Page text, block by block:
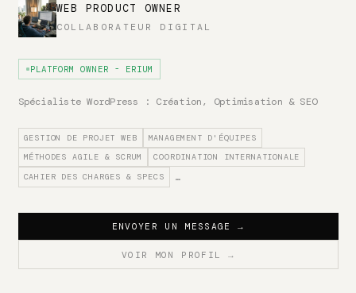
WEB PRODUCT OWNER
COLLABORATEUR DIGITAL
PLATFORM OWNER - ERIUM
Spécialiste WordPress : Création, Optimisation & SEO
GESTION DE PROJET WEB
MANAGEMENT D'ÉQUIPES
MÉTHODES AGILE & SCRUM
COORDINATION INTERNATIONALE
CAHIER DES CHARGES & SPECS
…
ENVOYER UN MESSAGE→
VOIR MON PROFIL →